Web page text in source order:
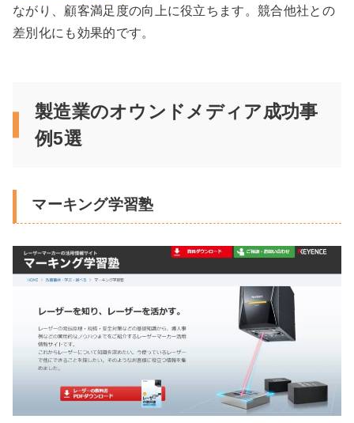
ながり、顧客満足度の向上に役立ちます。競合他社との
差別化にも効果的です。
製造業のオウンドメディア成功事
例5選
マーキング学習塾